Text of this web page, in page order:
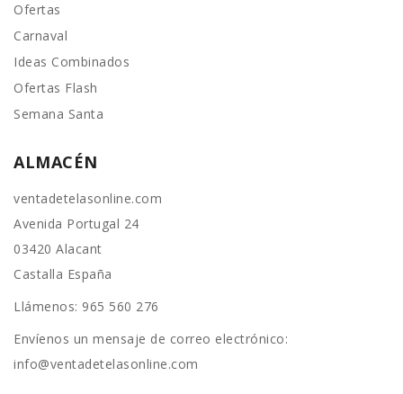
Ofertas
Carnaval
Ideas Combinados
Ofertas Flash
Semana Santa
ALMACÉN
ventadetelasonline.com
Avenida Portugal 24
03420 Alacant
Castalla España
Llámenos: 965 560 276
Envíenos un mensaje de correo electrónico:
info@ventadetelasonline.com